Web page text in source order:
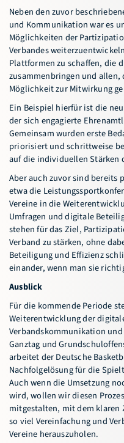
Neben den zuvor
und Kommunikation war es
Möglichkeiten der
Verbandes
Plattformen zu schaffen, die
zusammenbringen und
Möglichkeit zur Mitwirkung
Ein Beispiel hierfür ist die
der sich engagierte
Gemeinsam wurden erste
priorisiert und schrittweise
auf die individuellen Stärken
Aber auch zuvor sind bereits
etwa die
Vereine in die
Umfragen und digitale
stehen für das Ziel,
Verband zu stärken, ohne
Beteiligung und Effizienz
einander, wenn man sie
Ausblick
Für die kommende Periode
Weiterentwicklung der
Verbandskommunikation
Ganztag und
arbeitet der Deutsche
Nachfolgelösung für die
Auch wenn die Umsetzung
wird, wollen wir diesen
mitgestalten, mit dem
so viel Vereinfachung und
Vereine herauszuholen.